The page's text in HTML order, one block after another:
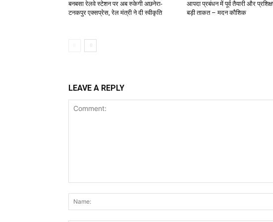
बनबसा रेलवे स्टेशन पर अब रुकेगी अछनेरा-
टनकपुर एक्सप्रेस, रेल मंत्री ने दी स्वीकृति
आपदा प्रबंधन में पूर्व तैयारी और
बड़ी ताकत – मदन कौशिक
LEAVE A REPLY